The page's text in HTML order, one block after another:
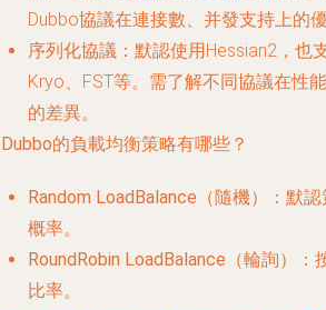
Dubbo協議在連接數、并發支持上的優
序列化協議 ：默認使用Hessian2，也
Kryo、FST等。需了解不同協議在性
的差異。
的負載均衡策略有哪些？
Random LoadBalance（隨機）
：默
概率。
RoundRobin LoadBalance（輪詢）
：
比率。